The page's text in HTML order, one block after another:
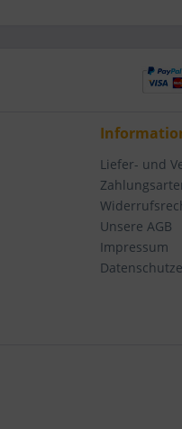
Liefer- und
Unsere AGB
Impressum